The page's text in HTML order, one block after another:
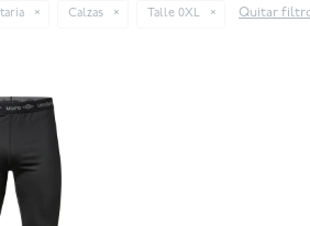
Calzas Talle 0XL Quitar